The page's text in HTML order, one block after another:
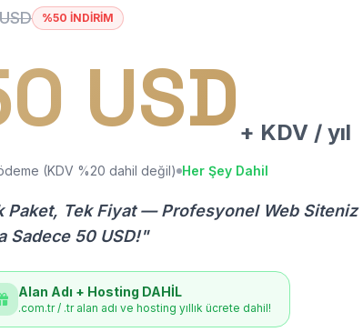
%50 İNDİRİM
USD + KDV / yıl
ödeme (KDV %20 dahil değil) Her Şey Dahil
Paket, Tek Fiyat — Profesyonel Web Siteniz
Sadece 50 USD!"
Alan Adı + Hosting DAHİL
.com.tr / .tr alan adı ve hosting yıllık ücrete dahil!